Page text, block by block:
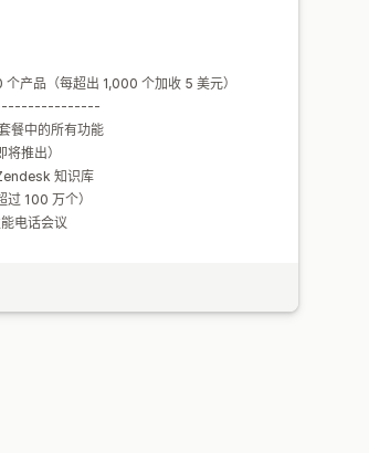
产品（每超出 1,000 个加收 5 美元）
餐中的所有功能
推出）
知识库
过 100 万个）
电话会议